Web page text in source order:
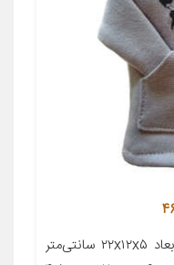
معرفی محصول جزئیات محصول ابعاد ۲۲x۱۲x۵ سانتی‌متر